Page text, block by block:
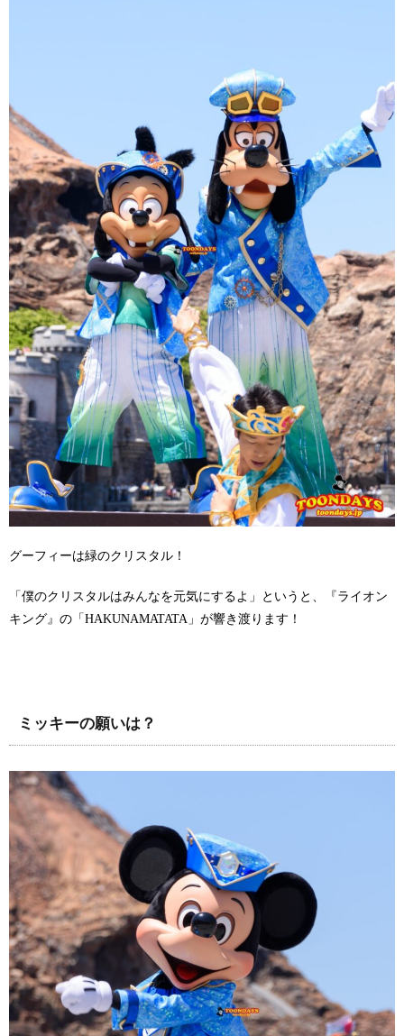
グーフィーは緑のクリスタル！
「僕のクリスタルはみんなを元気にするよ」というと、『ライオン
キング』の「HAKUNAMATATA」が響き渡ります！
ミッキーの願いは？